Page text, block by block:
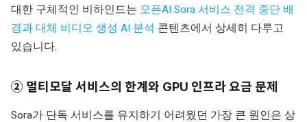
대한 구체적인 비하인드는 오픈AI Sora 서비스 전격 중단 배
경과 대체 비디오 생성 AI 분석 콘텐츠에서 상세히 다루고
있습니다.
② 멀티모달 서비스의 한계와 GPU 인프라 요금 문제
Sora가 단독 서비스를 유지하기 어려웠던 가장 큰 원인은 상